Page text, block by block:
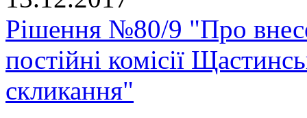
Рішення №80/9 "Про
постійні комісії
скликання"